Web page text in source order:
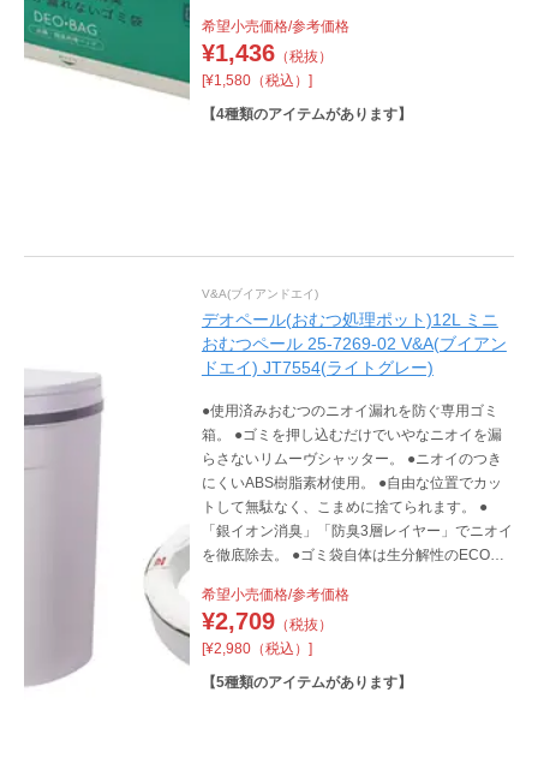
希望小売価格/参考価格
¥1,436（税抜）
[¥1,580（税込）]
【4種類のアイテムがあります】
V&A(ブイアンドエイ)
デオペール(おむつ処理ポット)12L ミニ
おむつペール 25-7269-02 V&A(ブイアン
ドエイ) JT7554(ライトグレー)
●使用済みおむつのニオイ漏れを防ぐ専用ゴミ
箱。 ●ゴミを押し込むだけでいやなニオイを漏
らさないリムーヴシャッター。 ●ニオイのつき
にくいABS樹脂素材使用。 ●自由な位置でカッ
トして無駄なく、こまめに捨てられます。 ●
「銀イオン消臭」「防臭3層レイヤー」でニオイ
を徹底除去。 ●ゴミ袋自体は生分解性のECO素
ないようなシンプルでオシャレなデザインなの
で、リビングにおいてもお部屋の雰囲気を壊し
ません。
希望小売価格/参考価格
¥2,709（税抜）
[¥2,980（税込）]
【5種類のアイテムがあります】